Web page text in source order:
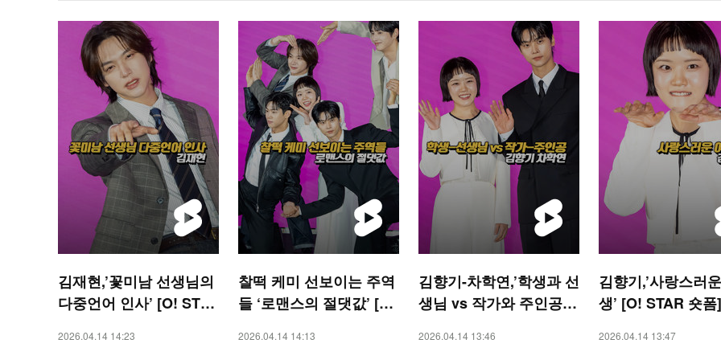
김재현,’꽃미남 선생님의
다중언어 인사’ [O! STA
2026.04.14 14:23
찰떡 케미 선보이는 주역
들 ‘로맨스의 절댓값’ [O!
2026.04.14 14:13
김향기-차학연,’학생과 선
생님 vs 작가와 주인공’
2026.04.14 13:46
김향기,’사랑스러
생’ [O! STAR 숏폼]
2026.04.14 13:47